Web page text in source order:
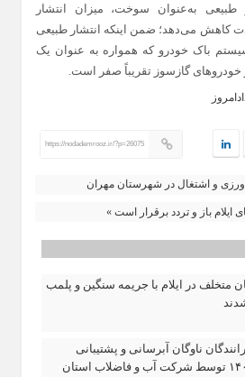
طبیعی به‌عنوان سوخت، میزان انتشار
کاهش می‌دهد؛ ضمن اینکه انتشار طبیعی
باک خودرو که همواره به‌ عنوان یک
خودرو‌های گازسوز تقریباً صفر است.
https://nodademrooz.ir/?p=26075
و اشتغال در شهرستان مهران
ایلام باز و تردد برقرار است »
متخلف در ایلام با جریمه سنگین و پلمب
ناوگان آبرسانی و پشتیبانی
اربعین ۱۴۰۵ توسط شرکت آب و فاضلاب استان